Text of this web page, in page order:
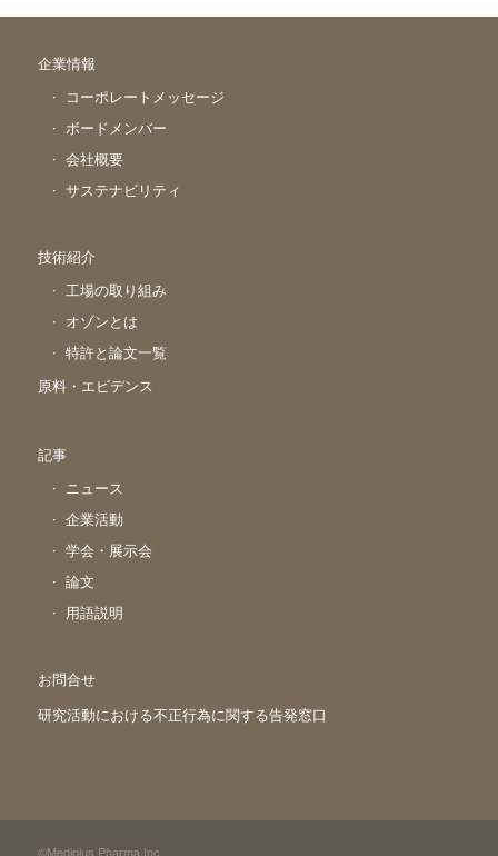
企業情報
コーポレートメッセージ
ボードメンバー
会社概要
サステナビリティ
技術紹介
工場の取り組み
オゾンとは
特許と論文一覧
原料・エビデンス
記事
ニュース
企業活動
学会・展示会
論文
用語説明
お問合せ
研究活動における不正行為に関する告発窓口
©Mediplus Pharma,Inc.